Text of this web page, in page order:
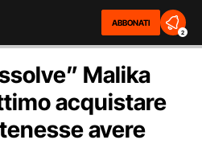
ABBONATI
2
Malika
acquistare
avere